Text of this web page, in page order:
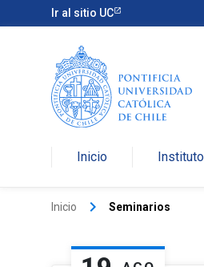
Ir al sitio UC
Inicio Instituto
Inicio keyboard_arrow_right Seminarios